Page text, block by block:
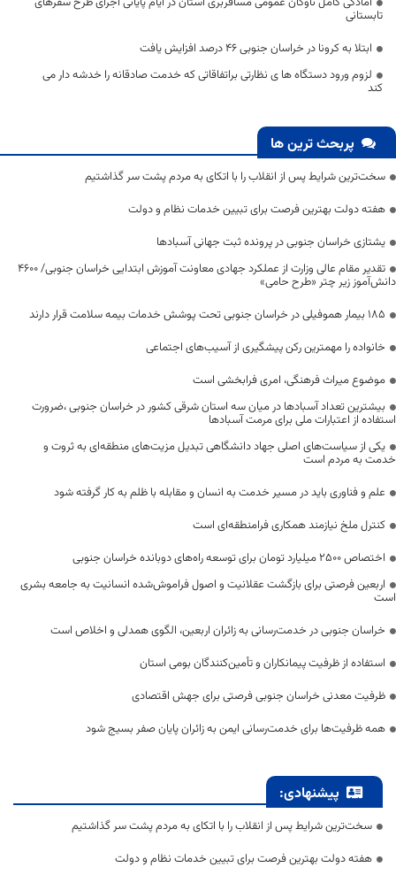
تابستانی
ابتلا به کرونا در خراسان جنوبی ۴۶ درصد افزایش یافت
لزوم ورود دستگاه ها ی نظارتی براتفاقاتی که خدمت صادقانه را خدشه دار می
کند
پربحث ترین ها
سخت‌ترین شرایط پس از انقلاب را با اتکای به مردم پشت سر گذاشتیم
هفته دولت بهترین فرصت برای تبیین خدمات نظام و دولت
یشتازی خراسان جنوبی در پرونده ثبت جهانی آسبادها
تقدیر مقام عالی وزارت از عملکرد جهادی معاونت آموزش ابتدایی خراسان جنوبی/ ۴۶۰۰
دانش‌آموز زیر چتر «طرح حامی»
۱۸۵ بیمار هموفیلی در خراسان جنوبی تحت پوشش خدمات بیمه سلامت قرار دارند
خانواده را مهمترین رکن پیشگیری از آسیب‌های اجتماعی
موضوع میراث فرهنگی، امری فرابخشی است
بیشترین تعداد آسبادها در میان سه استان شرقی کشور در خراسان جنوبی ،ضرورت
استفاده از اعتبارات ملی برای مرمت آسبادها
یکی از سیاست‌های اصلی جهاد دانشگاهی تبدیل مزیت‌های منطقه‌ای به ثروت و
خدمت به مردم است
علم و فناوری باید در مسیر خدمت به انسان و مقابله با ظلم به کار گرفته شود
کنترل ملخ نیازمند همکاری فرامنطقه‌ای است
اختصاص 2500 میلیارد تومان برای توسعه راه‌های دوبانده خراسان جنوبی
اربعین فرصتی برای بازگشت عقلانیت و اصول فراموش‌شده انسانیت به جامعه بشری
است
خراسان جنوبی در خدمت‌رسانی به زائران اربعین، الگوی همدلی و اخلاص است
استفاده از ظرفیت پیمانکاران و تأمین‌کنندگان بومی استان
ظرفیت معدنی خراسان جنوبی فرصتی برای جهش اقتصادی
همه ظرفیت‌ها برای خدمت‌رسانی ایمن به زائران پایان صفر بسیج شود
پیشنهادی:
سخت‌ترین شرایط پس از انقلاب را با اتکای به مردم پشت سر گذاشتیم
هفته دولت بهترین فرصت برای تبیین خدمات نظام و دولت